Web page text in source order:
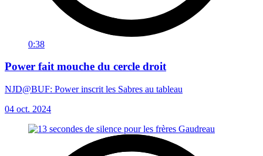
0:38
Power fait mouche du cercle droit
NJD@BUF: Power inscrit les Sabres au tableau
04 oct. 2024